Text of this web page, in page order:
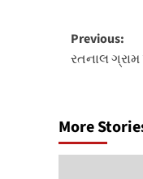
Post
Previous:
રતનાલ
More